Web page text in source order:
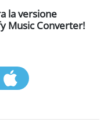
la versione
Music Converter!